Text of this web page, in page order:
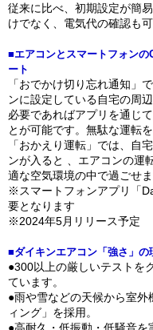
従来に比べ、初期設定が簡
けでなく、電気代の確認も
■エアコンとスマートフォン
ート
「おでかけ切り忘れ通知」
ンに設定している自宅の周
必要であればアプリを通じ
とが可能です。無駄な運転
「おかえり運転」では、自
ンが入ると 、エアコンの運
適な空気環境の中で過ごせま
※スマートフォンアプリ「
要となります
※2024年5月リリース予定
■ダイキンエアコン「強さ」の
●300以上の厳しいテストを
ています。
●雨や雪などの天候から室
ィング」を採用。
●高耐久・低振動・低騒音